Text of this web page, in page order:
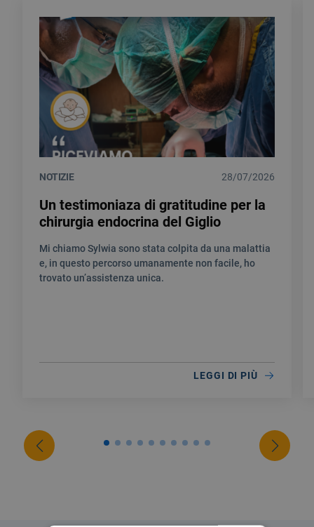
NOTIZIE 28/07/2026
Un testimoniaza di gratitudine per la
chirurgia endocrina del Giglio
Mi chiamo Sylwia sono stata colpita da una malattia
e, in questo percorso umanamente non facile, ho
trovato un’assistenza unica.
LEGGI DI PIÙ